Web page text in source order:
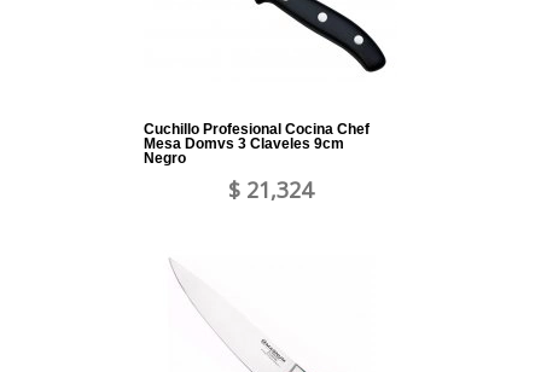
Cuchillo Profesional Cocina Chef
Mesa Domvs 3 Claveles 9cm
Negro
$ 21,324